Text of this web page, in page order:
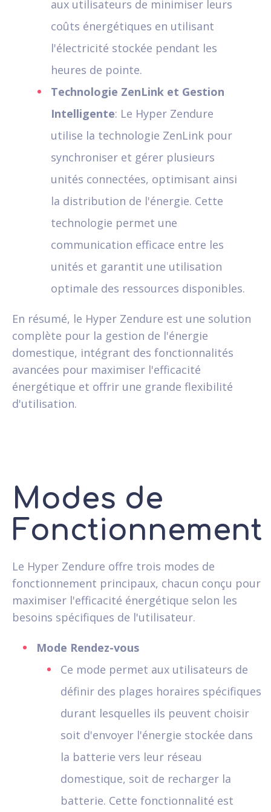
aux utilisateurs de minimiser leurs
coûts énergétiques en utilisant
l'électricité stockée pendant les
heures de pointe.
Technologie ZenLink et Gestion
Intelligente: Le Hyper Zendure
utilise la technologie ZenLink pour
synchroniser et gérer plusieurs
unités connectées, optimisant ainsi
la distribution de l'énergie. Cette
technologie permet une
communication efficace entre les
unités et garantit une utilisation
optimale des ressources disponibles.
En résumé, le Hyper Zendure est une solution
complète pour la gestion de l'énergie
domestique, intégrant des fonctionnalités
avancées pour maximiser l'efficacité
énergétique et offrir une grande flexibilité
d'utilisation.
Modes de
Fonctionnement
Le Hyper Zendure offre trois modes de
fonctionnement principaux, chacun conçu pour
maximiser l'efficacité énergétique selon les
besoins spécifiques de l'utilisateur.
Mode Rendez-vous
Ce mode permet aux utilisateurs de
définir des plages horaires spécifiques
durant lesquelles ils peuvent choisir
soit d'envoyer l'énergie stockée dans
la batterie vers leur réseau
domestique, soit de recharger la
batterie. Cette fonctionnalité est